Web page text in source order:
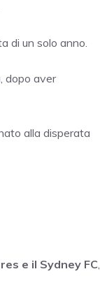
di un solo anno.
dopo aver
alla disperata
e il Sydney FC,